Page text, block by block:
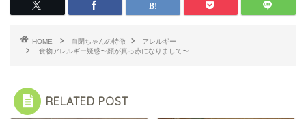
HOME 自閉ちゃんの特徴
アレルギー
食物アレルギー疑惑〜顔が真っ赤になりまして〜
RELATED POST